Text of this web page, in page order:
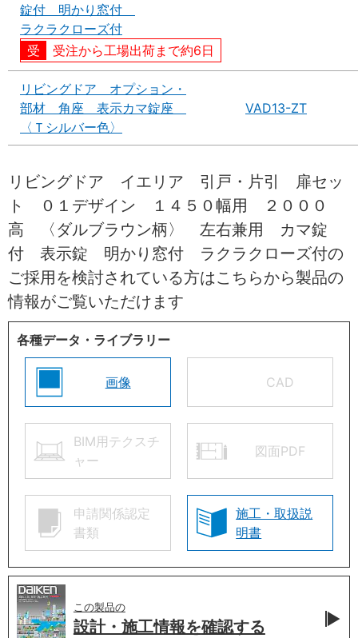
錠付 明かり窓付
ラクラクローズ付
受注から工場出荷まで約6日
リビングドア オプション・
部材 角座 表示カマ錠座
〈Ｔシルバー色〉
VAD13-ZT
リビングドア イエリア 引戸・片引 扉セッ
ト ０１デザイン １４５０幅用 ２０００
高 〈ダルブラウン柄〉 左右兼用 カマ錠
付 表示錠 明かり窓付 ラクラクローズ付の
ご採用を検討されている方はこちらから製品の
情報がご覧いただけます
各種データ・ライブラリー
画像 CAD
BIM用テクスチ
ャー
図面PDF
申請関係認定
書類
施工・取扱説
明書
この製品の
設計・施工情報を確認する